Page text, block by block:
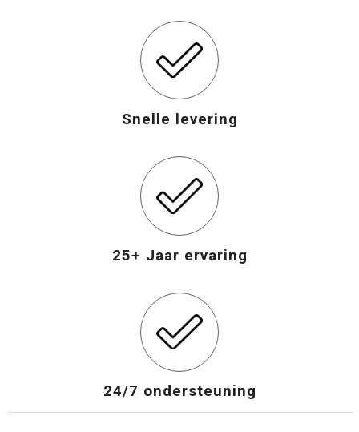
Snelle levering
25+ Jaar ervaring
24/7 ondersteuning